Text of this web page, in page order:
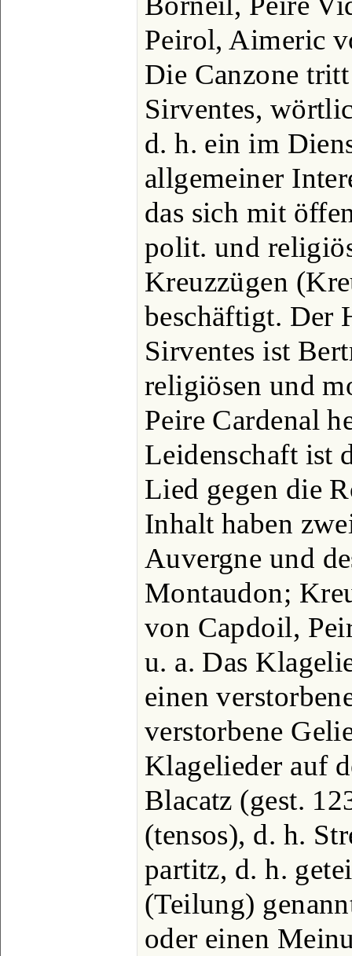
Peirol, Aimeric
Die Canzone
Sirventes,
d. h. ein im
allgemeiner
das sich mit
polit. und
Kreuzzügen
beschäftigt. Der
Sirventes ist
religiösen und
Peire Cardenal
Leidenschaft ist
Lied gegen die
Inhalt haben
Auvergne und
Montaudon;
von Capdoil,
u. a. Das
einen
verstorbene
Klagelieder auf
Blacatz (gest.
(tensos), d. h.
partitz, d. h.
(Teilung)
oder einen